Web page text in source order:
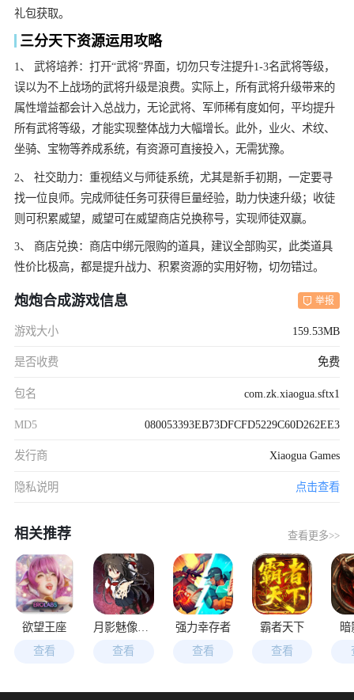
礼包获取。
三分天下资源运用攻略
1、 武将培养：打开“武将”界面，切勿只专注提升1-3名武将等级，
误以为不上战场的武将升级是浪费。实际上，所有武将升级带来的
属性增益都会计入总战力，无论武将、军师稀有度如何，平均提升
所有武将等级，才能实现整体战力大幅增长。此外，业火、术纹、
坐骑、宝物等养成系统，有资源可直接投入，无需犹豫。
2、 社交助力：重视结义与师徒系统，尤其是新手初期，一定要寻
找一位良师。完成师徒任务可获得巨量经验，助力快速升级；收徒
则可积累威望，威望可在威望商店兑换称号，实现师徒双赢。
3、 商店兑换：商店中绑元限购的道具，建议全部购买，此类道具
性价比极高，都是提升战力、积累资源的实用好物，切勿错过。
炮炮合成游戏信息 举报
游戏大小 159.53MB
是否收费 免费
包名 com.zk.xiaogua.sftx1
MD5 080053393EB73DFCFD5229C60D262EE3
发行商 Xiaogua Games
隐私说明 点击查看
相关推荐 查看更多>>
欲望王座
查看
查看
强力幸存者
查看
霸者天下
查看
暗